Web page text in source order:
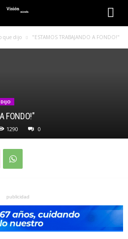
que dijo "ESTAMOS TRABAJANDO A FONDO!"
FONDO!"
1290 0
publicidad